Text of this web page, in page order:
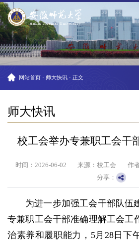
网站首页 · 师大快讯 · 正文
师大快讯
校工会举办专兼职工会干
时间：2026-06-02 来源：校工会 作
分享：
为进一步加强工会干部队伍
专兼职工会干部准确理解工会工
治素养和履职能力，5月28日下